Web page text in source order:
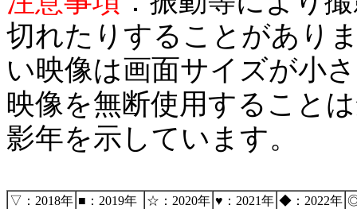
切れたりすることがあり
い映像は画面サイズが小
映像を無断使用すること
影年を示しています。
▽：2018年 ■：2019年 ☆：2020年 ♥：2021年 ◆：2022年 ◎